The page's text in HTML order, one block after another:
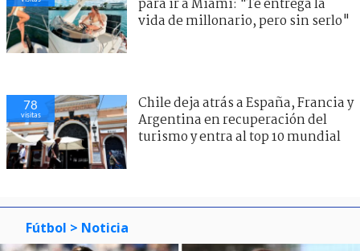
para ir a Miami: "Te entrega la
vida de millonario, pero sin serlo"
78
visitas
Chile deja atrás a España, Francia y
Argentina en recuperación del
turismo y entra al top 10 mundial
Fútbol > Noticia